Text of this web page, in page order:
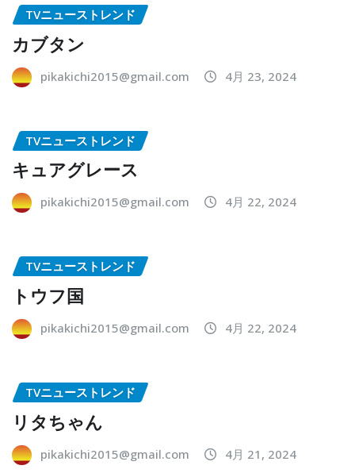
TVニューストレンド
カブタン
pikakichi2015@gmail.com 4月 23, 2024
TVニューストレンド
キュアグレース
pikakichi2015@gmail.com 4月 22, 2024
TVニューストレンド
トウフ国
pikakichi2015@gmail.com 4月 22, 2024
TVニューストレンド
リタちゃん
pikakichi2015@gmail.com 4月 21, 2024